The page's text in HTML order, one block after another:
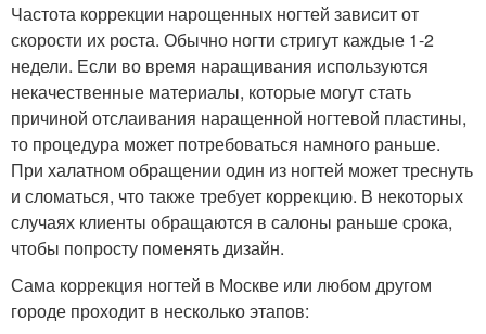
Частота коррекции нарощенных ногтей зависит от
скорости их роста. Обычно ногти стригут каждые 1-2
недели. Если во время наращивания используются
некачественные материалы, которые могут стать
причиной отслаивания наращенной ногтевой пластины,
то процедура может потребоваться намного раньше.
При халатном обращении один из ногтей может треснуть
и сломаться, что также требует коррекцию. В некоторых
случаях клиенты обращаются в салоны раньше срока,
чтобы попросту поменять дизайн.
Сама коррекция ногтей в Москве или любом другом
городе проходит в несколько этапов: